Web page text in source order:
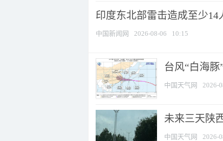
印度东北部雷击造成至少14
中国新闻网 2026-08-06 10:15
台风“白海
中国天气网 2026-
未来三天陕
中国天气网 2026-